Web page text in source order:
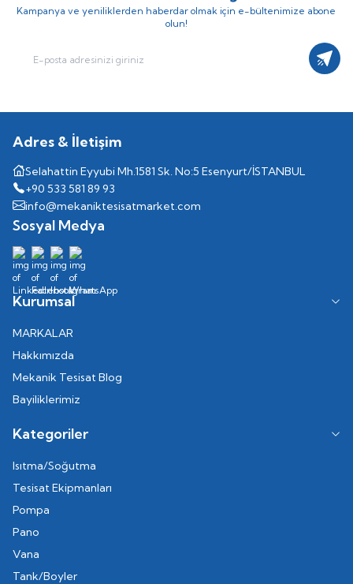
Kampanya ve yeniliklerden haberdar olmak için e-bültenimize abone
olun!
Adres & İletişim
Selahattin Eyyubi Mh.1581 Sk. No:5 Esenyurt/İSTANBUL
+90 533 581 89 93
info@mekaniktesisatmarket.com
Sosyal Medya
Kurumsal
MARKALAR
Hakkımızda
Mekanik Tesisat Blog
Bayiliklerimiz
Kategoriler
Isıtma/Soğutma
Tesisat Ekipmanları
Pompa
Pano
Vana
Tank/Boyler